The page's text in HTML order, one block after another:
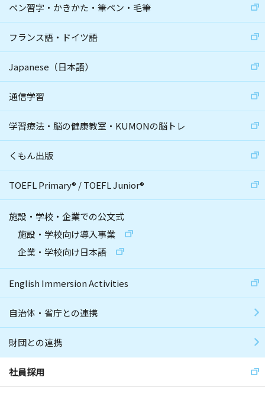
ペン習字・かきかた・筆ペン・毛筆
フランス語・ドイツ語
Japanese（日本語）
通信学習
学習療法・脳の健康教室・KUMONの脳トレ
くもん出版
TOEFL Primary® /TOEFL Junior®
施設・学校・企業での公文式
施設・学校向け導入事業
企業・学校向け日本語
English Immersion Activities
自治体・省庁との連携
財団との連携
社員採用